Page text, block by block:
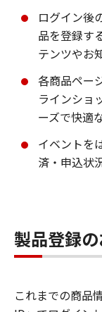
ログイン後
品を登録す
テンツやお
各商品ペー
ラインショ
ーズで快適
イベントを
済・申込状
製品登録
これまでの商品